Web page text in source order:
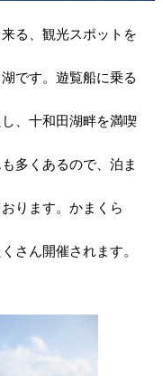
る、観光スポットを
です。遊覧船に乗る
、十和田湖畔を満喫
多くあるので、泊ま
ります。かまくら
さん開催されます。